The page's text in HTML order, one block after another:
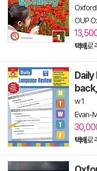
Oxford
OUP
택배로
w 1
Evan-
택배로